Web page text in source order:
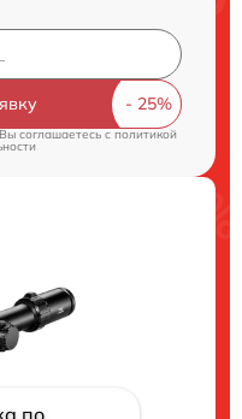
соглашаетесь cполитикой
по